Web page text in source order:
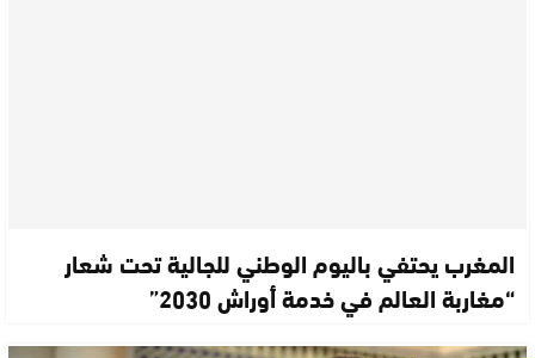
المغرب يحتفي باليوم الوطني للجالية تحت شعار
“مغاربة العالم في خدمة أوراش 2030”